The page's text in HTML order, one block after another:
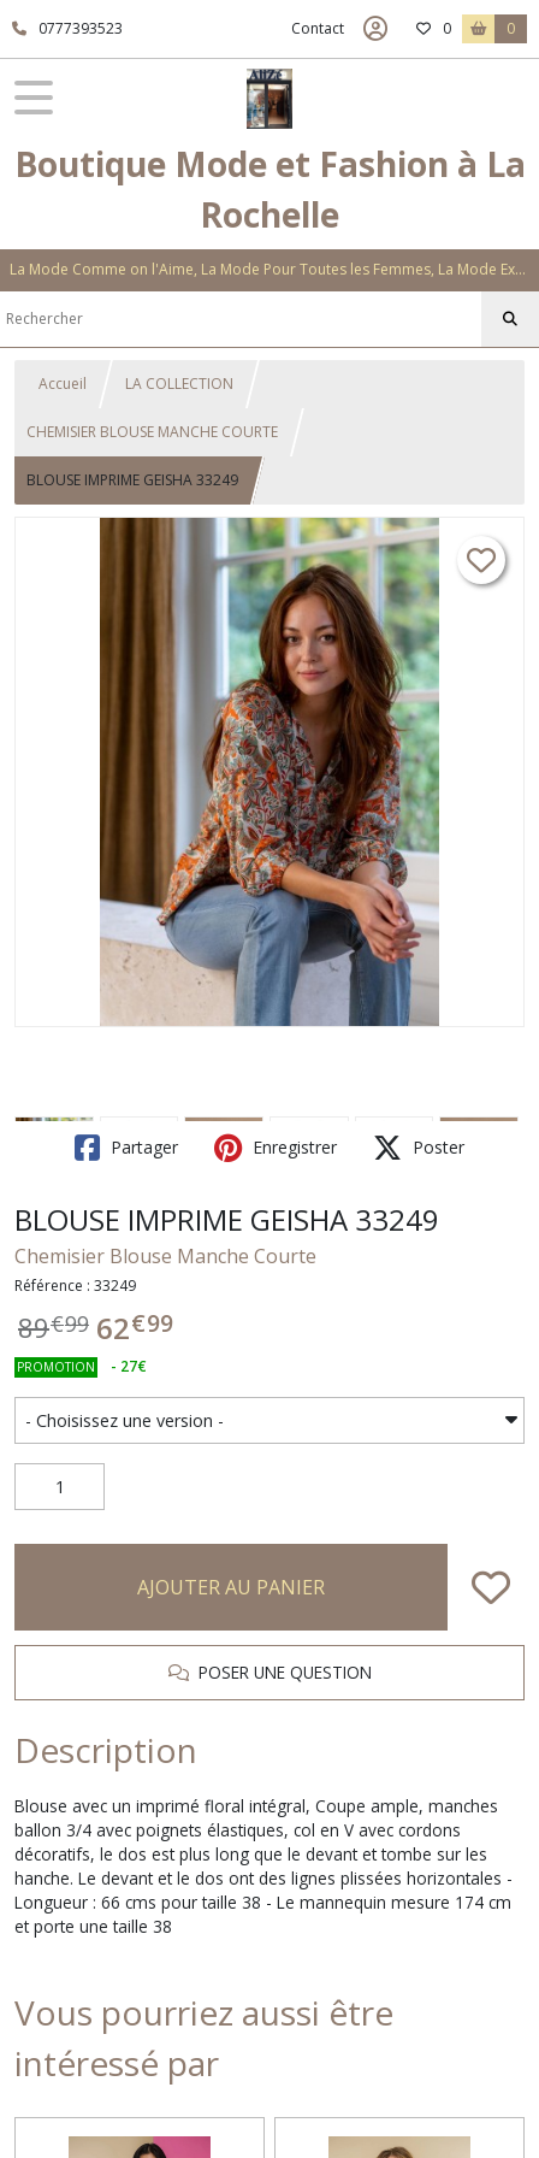
0777393523 Contact 0 0
Boutique Mode et Fashion à La
Rochelle
La Mode Comme on l'Aime, La Mode Pour Toutes les Femmes, La Mode Exclusive Aux Matières Et Couleurs Novatrices, La Mode Qui Vous Séduira
Accueil LA COLLECTION
CHEMISIER BLOUSE MANCHE COURTE
BLOUSE IMPRIME GEISHA 33249
Partager Enregistrer Poster
BLOUSE IMPRIME GEISHA 33249
Chemisier Blouse Manche Courte
Référence : 33249
89€99 62€99
PROMOTION - 27€
AJOUTER AU PANIER
POSER UNE QUESTION
Description
Blouse avec un imprimé floral intégral, Coupe ample, manches
ballon 3/4 avec poignets élastiques, col en V avec cordons
décoratifs, le dos est plus long que le devant et tombe sur les
hanche. Le devant et le dos ont des lignes plissées horizontales -
Longueur : 66 cms pour taille 38 - Le mannequin mesure 174 cm
et porte une taille 38
Vous pourriez aussi être
intéressé par